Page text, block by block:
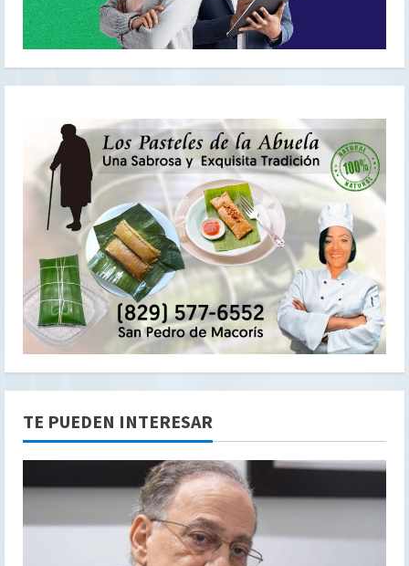
TE PUEDEN INTERESAR